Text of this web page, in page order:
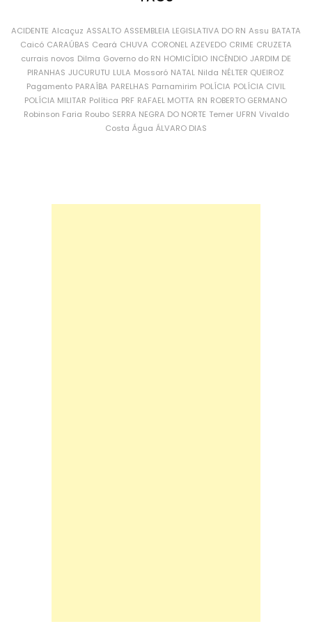
ACIDENTE Alcaçuz ASSALTO ASSEMBLEIA LEGISLATIVA DO RN Assu BATATA
Caicó CARAÚBAS Ceará CHUVA CORONEL AZEVEDO CRIME CRUZETA
currais novos Dilma Governo do RN HOMICÍDIO INCÊNDIO JARDIM DE
PIRANHAS JUCURUTU LULA Mossoró NATAL Nilda NÉLTER QUEIROZ
Pagamento PARAÍBA PARELHAS Parnamirim POLÍCIA POLÍCIA CIVIL
POLÍCIA MILITAR Política PRF RAFAEL MOTTA RN ROBERTO GERMANO
Robinson Faria Roubo SERRA NEGRA DO NORTE Temer UFRN Vivaldo
Costa Água ÁLVARO DIAS